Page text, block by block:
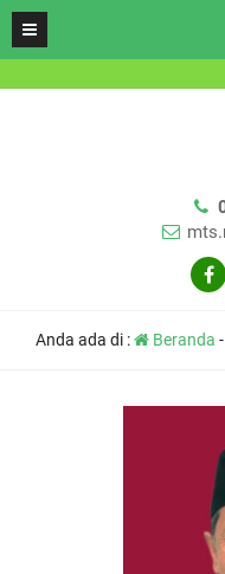
Anda ada di : Beranda -